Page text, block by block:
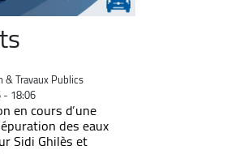
& Travaux Publics
18:06
en cours d’une
des eaux
Sidi Ghilès et